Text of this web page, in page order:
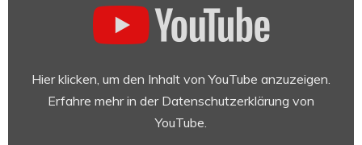
Hier klicken, um den Inhalt von YouTube anzuzeigen.
Erfahre mehr in der Datenschutzerklärung von
YouTube.